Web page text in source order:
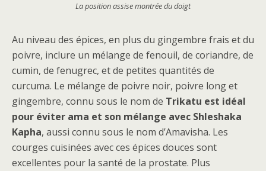
La position assise montrée du doigt
Au niveau des épices, en plus du gingembre frais et du
poivre, inclure un mélange de fenouil, de coriandre, de
cumin, de fenugrec, et de petites quantités de
curcuma. Le mélange de poivre noir, poivre long et
gingembre, connu sous le nom de Trikatu est idéal
pour éviter ama et son mélange avec Shleshaka
Kapha, aussi connu sous le nom d’Amavisha. Les
courges cuisinées avec ces épices douces sont
excellentes pour la santé de la prostate. Plus